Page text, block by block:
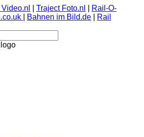
Traject Foto.nl
Rail-O-
Bahnen im Bild.de
Rail